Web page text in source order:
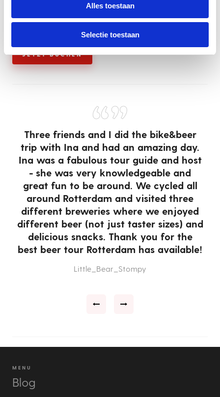
Alles toestaan
Selectie toestaan
Buchungen haben. Wenn diese Anzahl nicht erreicht
wird, informieren wir dich nicht weniger als 2 Tage im
JETZT BUCHEN
“”
Three friends and I did the bike&beer
trip with Ina and had an amazing day.
Ina was a fabulous tour guide and host
- she was very knowledgeable and
great fun to be around. We cycled all
around Rotterdam and visited three
different breweries where we enjoyed
different beer (not just taster sizes) and
delicious snacks. Thank you for the
best beer tour Rotterdam has available!
Little_Bear_Stompy
MENU
Blog